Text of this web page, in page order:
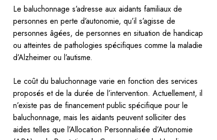
Le baluchonnage s’adresse aux aidants familiaux de
personnes en perte d’autonomie, qu’il s’agisse de
personnes âgées, de personnes en situation de handicap
ou atteintes de pathologies spécifiques comme la maladie
d’Alzheimer ou l’autisme.
Le coût du baluchonnage varie en fonction des services
proposés et de la durée de l’intervention. Actuellement, il
n’existe pas de financement public spécifique pour le
baluchonnage, mais les aidants peuvent solliciter des
aides telles que l’Allocation Personnalisée d’Autonomie